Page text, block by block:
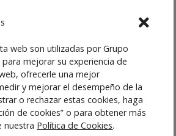
von Grundstücken
der erneuerbaren
rechtlichen Standpunkt
und erfordert
Besonderheit eine sehr
web son utilizadas por Grupo
mejorar su experiencia de
ofrecerle una mejor
y mejorar el desempeño de la
o rechazar estas cookies, haga
de cookies” o para obtener más
nuestra Política de Cookies.